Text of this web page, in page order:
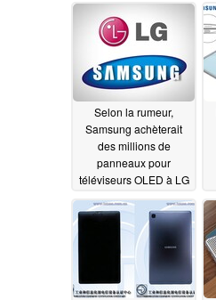
Selon la rumeur,
Samsung achèterait
des millions de
panneaux pour
téléviseurs OLED à LG
04/14/2021